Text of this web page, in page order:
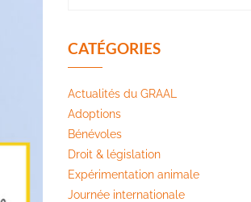
CATÉGORIES
Actualités du GRAAL
Adoptions
Bénévoles
Droit & législation
Expérimentation animale
Journée internationale